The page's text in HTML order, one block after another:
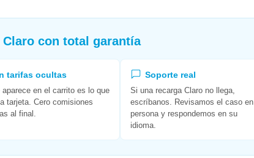
Claro con total garantía
tarifas ocultas
aparece en el carrito es lo que
tarjeta. Cero comisiones
al final.
Soporte real
Si una recarga Claro no llega,
escríbanos. Revisamos el caso en
persona y respondemos en su
idioma.